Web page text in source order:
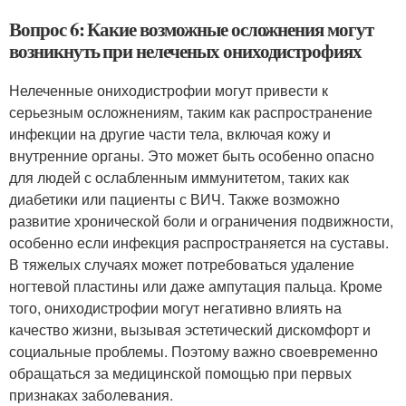
Вопрос 6: Какие возможные осложнения могут
возникнуть при нелеченых ониходистрофиях
Нелеченные ониходистрофии могут привести к
серьезным осложнениям, таким как распространение
инфекции на другие части тела, включая кожу и
внутренние органы. Это может быть особенно опасно
для людей с ослабленным иммунитетом, таких как
диабетики или пациенты с ВИЧ. Также возможно
развитие хронической боли и ограничения подвижности,
особенно если инфекция распространяется на суставы.
В тяжелых случаях может потребоваться удаление
ногтевой пластины или даже ампутация пальца. Кроме
того, ониходистрофии могут негативно влиять на
качество жизни, вызывая эстетический дискомфорт и
социальные проблемы. Поэтому важно своевременно
обращаться за медицинской помощью при первых
признаках заболевания.